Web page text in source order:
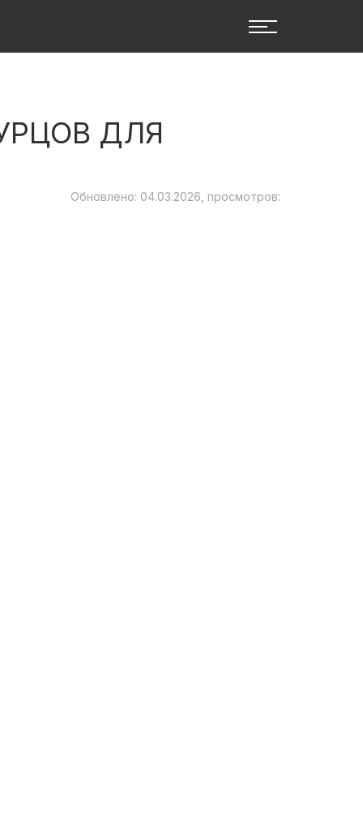
ДЛЯ
Обновлено: 04.03.2026, просмотров: